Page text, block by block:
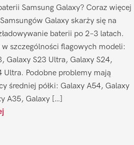
Samsung Galaxy? Coraz więcej
Galaxy skarży się na
baterii po 2–3 latach.
szczególności flagowych modeli:
Galaxy S23 Ultra, Galaxy S24,
Ultra. Podobne problemy mają
średniej półki: Galaxy A54, Galaxy
A35, Galaxy […]